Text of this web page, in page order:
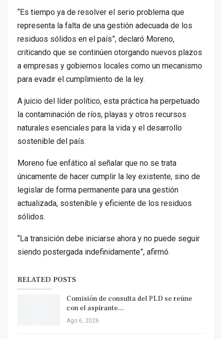
“Es tiempo ya de resolver el serio problema que
representa la falta de una gestión adecuada de los
residuos sólidos en el país”, declaró Moreno,
criticando que se continúen otorgando nuevos plazos
a empresas y gobiernos locales como un mecanismo
para evadir el cumplimiento de la ley.
A juicio del líder político, esta práctica ha perpetuado
la contaminación de ríos, playas y otros recursos
naturales esenciales para la vida y el desarrollo
sostenible del país.
Moreno fue enfático al señalar que no se trata
únicamente de hacer cumplir la ley existente, sino de
legislar de forma permanente para una gestión
actualizada, sostenible y eficiente de los residuos
sólidos.
“La transición debe iniciarse ahora y no puede seguir
siendo postergada indefinidamente”, afirmó.
RELATED POSTS
Comisión de consulta del PLD se reúne
con el aspirante…
Ago 6, 2026